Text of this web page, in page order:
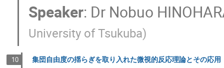
Speaker: Dr Nobuo
University of Tsukuba)
10 集団自由度の揺らぎを取り入れた微視的反応理論とその応用